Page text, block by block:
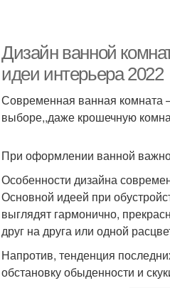
Дизайн ванной
идеи интерьера 2022
Современная ванная комната
выборе,,даже крошечную
При оформлении ванной
Особенности дизайна
Основной идеей при
выглядят гармонично,
друг на друга или одной
Напротив, тенденция
обстановку обыденности и